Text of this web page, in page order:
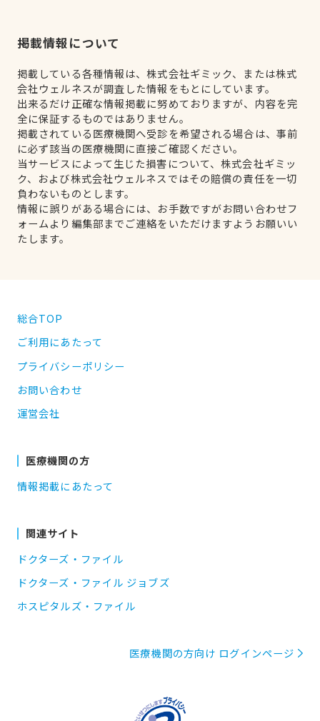
掲載情報について
掲載している各種情報は、株式会社ギミック、または株式
会社ウェルネスが調査した情報をもとにしています。
出来るだけ正確な情報掲載に努めておりますが、内容を完
全に保証するものではありません。
掲載されている医療機関へ受診を希望される場合は、事前
に必ず該当の医療機関に直接ご確認ください。
当サービスによって生じた損害について、株式会社ギミッ
ク、および株式会社ウェルネスではその賠償の責任を一切
負わないものとします。
情報に誤りがある場合には、お手数ですがお問い合わせフ
ォームより編集部までご連絡をいただけますようお願いい
たします。
総合TOP
ご利用にあたって
プライバシーポリシー
お問い合わせ
運営会社
医療機関の方
情報掲載にあたって
関連サイト
ドクターズ・ファイル
ドクターズ・ファイル ジョブズ
ホスピタルズ・ファイル
医療機関の方向け ログインページ